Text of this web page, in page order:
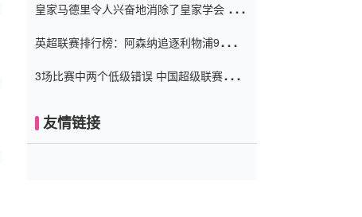
皇家马德里令人兴奋地消除了皇家学会 安
英超联赛排行榜：阿森纳追逐利物浦9分 曼
3场比赛中两个低级错误 中国超级联赛的前
友情链接